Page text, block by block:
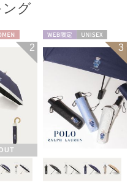
ング
2 3